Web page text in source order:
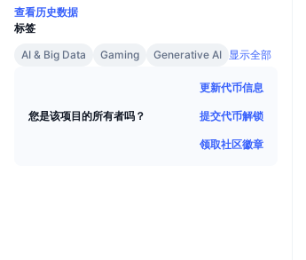
查看历史数据
标签
AI & Big Data
Gaming Generative AI 显示全部
您是该项目的所有者吗？
更新代币信息
提交代币解锁
领取社区徽章